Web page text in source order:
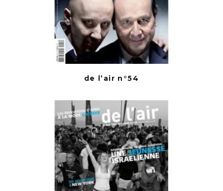
de l’air n°54